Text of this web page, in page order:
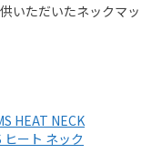
いただいたネックマッ
HEAT NECK
ヒート ネック